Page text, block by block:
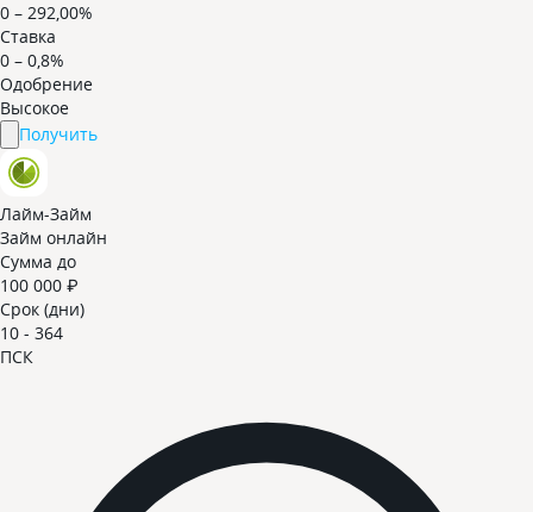
0 – 292,00%
Ставка
0 – 0,8%
Одобрение
Высокое
Получить
Лайм-Займ
Займ онлайн
Сумма до
100 000 ₽
Срок (дни)
10 - 364
ПСК